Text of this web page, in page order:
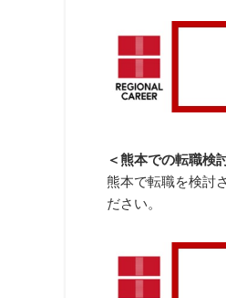
＜熊本での転職検
熊本で転職を検討
ださい。